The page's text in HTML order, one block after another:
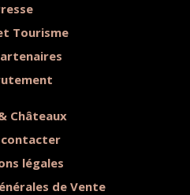
Tourisme
Châteaux
contacter
légales
de Vente